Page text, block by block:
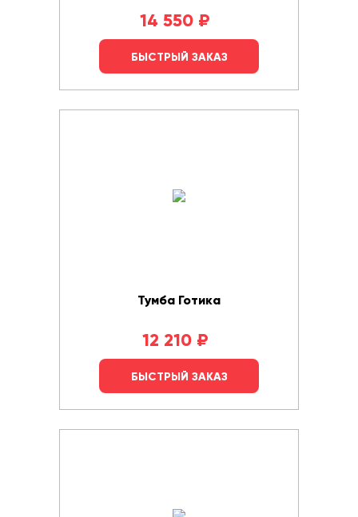
14 550 ₽
БЫСТРЫЙ ЗАКАЗ
Тумба Готика
12 210 ₽
БЫСТРЫЙ ЗАКАЗ